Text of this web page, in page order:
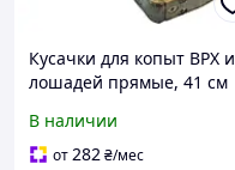
Кусачки для копыт ВРХ и
лошадей прямые, 41 см
В наличии
от282₴/мес